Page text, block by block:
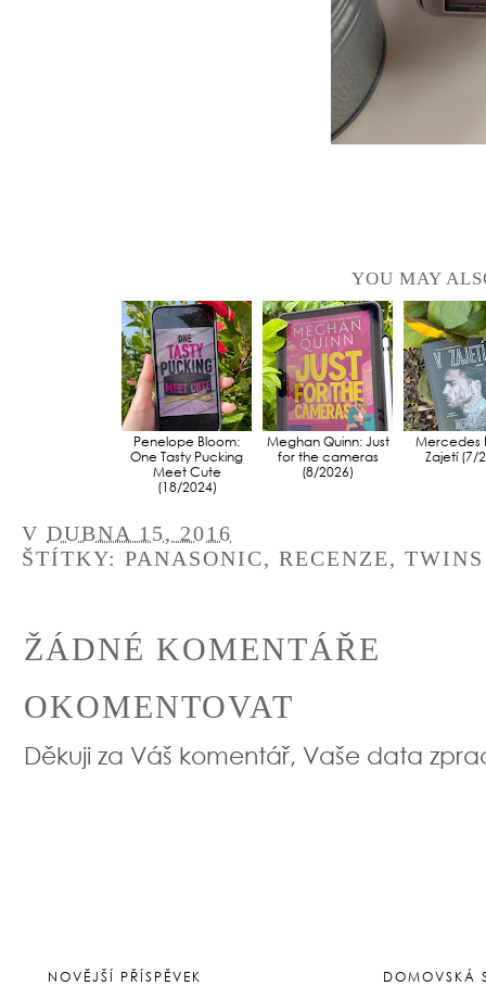
YOU MAY
Penelope Bloom:
One Tasty Pucking
Meet Cute
(18/2024)
Meghan Quinn: Just
for the cameras
(8/2026)
Mercedes
Zajetí (7/
V DUBNA 15, 2016
ŠTÍTKY: PANASONIC, RECENZE,
ŽÁDNÉ KOMENTÁŘE
OKOMENTOVAT
Děkuji za Váš komentář, Vaše data
NOVĚJŠÍ PŘÍSPĚVEK DOMOVSKÁ